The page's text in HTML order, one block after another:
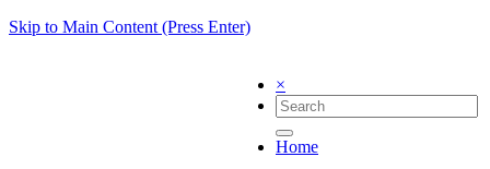
Skip to Main Content (Press Enter)
×
Home